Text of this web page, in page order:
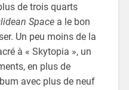
de trois quarts
Spacea le bon
Un peu moins de la
à « Skytopia », un
en plus de
avec plus de neuf